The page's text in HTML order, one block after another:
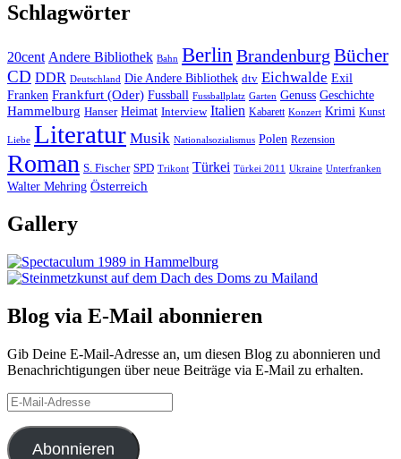
Schlagwörter
20cent Andere Bibliothek Bahn Berlin Brandenburg Bücher
CD DDR Deutschland Die Andere Bibliothek dtv Eichwalde Exil
Franken Frankfurt (Oder) Fussball Fussballplatz Garten Genuss Geschichte
Hammelburg Hanser Heimat Interview Italien Kabarett Konzert Krimi Kunst
Liebe Literatur Musik Nationalsozialismus Polen Rezension
Roman S. Fischer SPD Trikont Türkei Türkei 2011 Ukraine Unterfranken
Walter Mehring Österreich
Gallery
Blog via E-Mail abonnieren
Gib Deine E-Mail-Adresse an, um diesen Blog zu abonnieren und
Benachrichtigungen über neue Beiträge via E-Mail zu erhalten.
E-
Mail-
Adresse
Abonnieren